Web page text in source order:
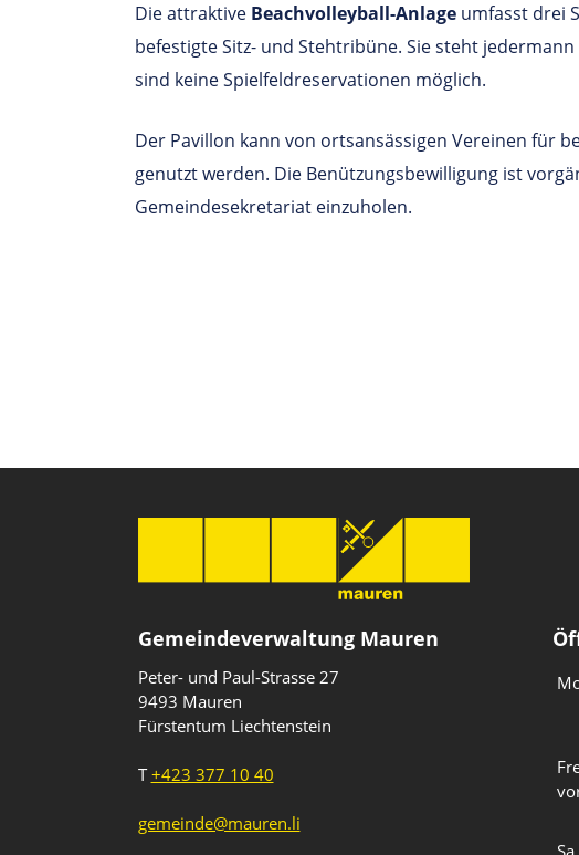
Die attraktive Beachvolleyball-Anlage umfasst drei
befestigte Sitz- und Stehtribüne. Sie steht
sind keine Spielfeldreservationen möglich.
Der Pavillon kann von ortsansässigen Vereinen für
genutzt werden. Die Benützungsbewilligung ist
Gemeindesekretariat einzuholen.
Gemeindeverwaltung Mauren
Peter- und Paul-Strasse 27
9493 Mauren
Fürstentum Liechtenstein
T+423 377 10 40
gemeinde@mauren.li